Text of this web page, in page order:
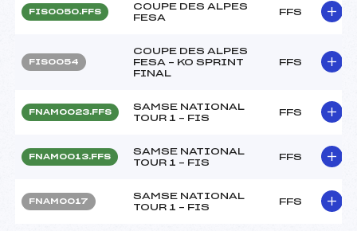
FIS0050.FFS
COUPE DES ALPES
FESA
FFS
FIS0054
COUPE DES ALPES
FESA – KO SPRINT
FINAL
FFS
FNAM0023.FFS
SAMSE NATIONAL
TOUR 1 – FIS
FFS
FNAM0013.FFS
SAMSE NATIONAL
TOUR 1 – FIS
FFS
FNAM0017
SAMSE NATIONAL
TOUR 1 – FIS
FFS